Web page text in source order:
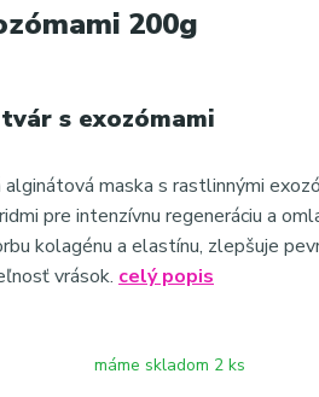
200g
s exozómami
maska s rastlinnými
pre intenzívnu regeneráciu a
kolagénu a elastínu, zlepšuje
vrások. celý popis
máme skladom 2 ks